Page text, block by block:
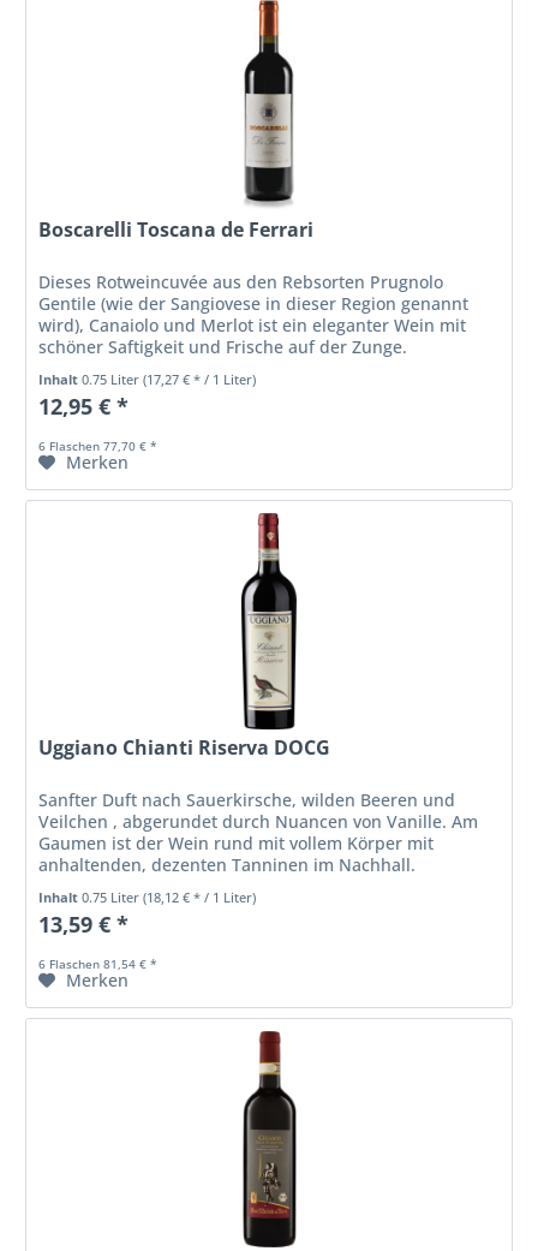
Boscarelli Toscana de Ferrari
Dieses Rotweincuvée aus den Rebsorten Prugnolo
Gentile (wie der Sangiovese in dieser Region genannt
wird), Canaiolo und Merlot ist ein eleganter Wein mit
schöner Saftigkeit und Frische auf der Zunge.
Inhalt0.75 Liter(17,27 € * / 1 Liter)
12,95 € *
6 Flaschen 77,70 € *
Merken
Uggiano Chianti Riserva DOCG
Sanfter Duft nach Sauerkirsche, wilden Beeren und
Veilchen , abgerundet durch Nuancen von Vanille. Am
Gaumen ist der Wein rund mit vollem Körper mit
anhaltenden, dezenten Tanninen im Nachhall.
Inhalt0.75 Liter(18,12 € * / 1 Liter)
13,59 € *
6 Flaschen 81,54 € *
Merken